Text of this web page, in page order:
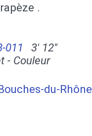
.
011
3' 12''
Couleur
du-